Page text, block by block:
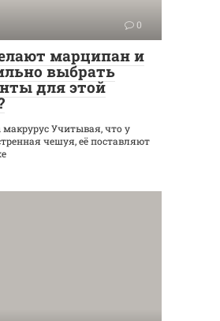
0
марципан и
выбрать
для этой
Учитывая, что у
чешуя, её поставляют